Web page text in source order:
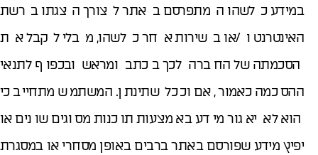
במידע כלשהו המתפרסם באתר לצורך הצגתו ברשת
האינטרנט ו/או בשירות אחר כלשהו, מבלי לקבל את
הסכמתה של החברה לכך בכתב ומראש ובכפוף לתנאי
ההסכמה כאמור, אם וככל שתינתן. המשתמש מתחייב כי
הוא לא יאגור מידע באמצעות תוכנות מסוגים שונים או
יפיץ מידע שפורסם באתר ברבים באופן מסחרי או במסגרת